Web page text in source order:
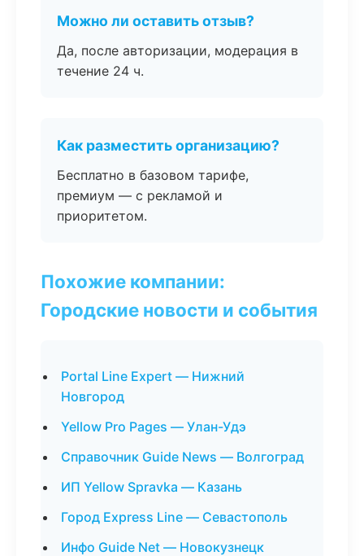
Можно ли оставить отзыв?
Да, после авторизации, модерация в
течение 24 ч.
Как разместить организацию?
Бесплатно в базовом тарифе,
премиум — с рекламой и
приоритетом.
Похожие компании:
Городские новости и события
Portal Line Expert — Нижний
Новгород
Yellow Pro Pages — Улан-Удэ
Справочник Guide News — Волгоград
ИП Yellow Spravka — Казань
Город Express Line — Севастополь
Инфо Guide Net — Новокузнецк